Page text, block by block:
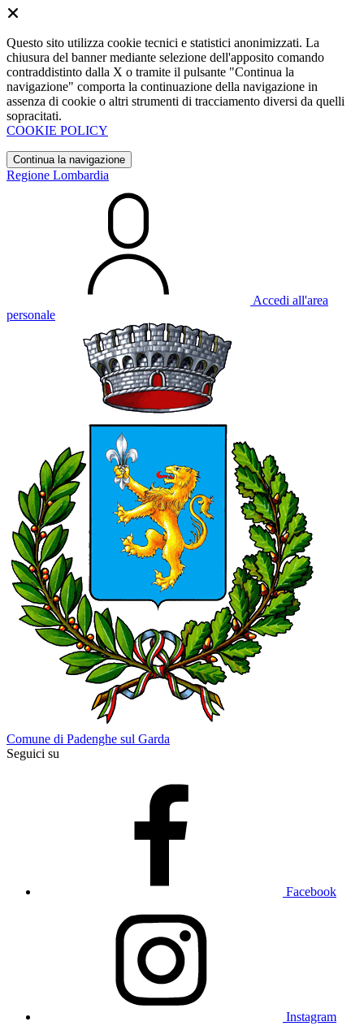
Questo sito utilizza cookie tecnici e statistici anonimizzati. La
chiusura del banner mediante selezione dell'apposito comando
contraddistinto dalla X o tramite il pulsante "Continua la
navigazione" comporta la continuazione della navigazione in
assenza di cookie o altri strumenti di tracciamento diversi da quelli
sopracitati.
COOKIE POLICY
Continua la navigazione
Regione Lombardia
Accedi all'area
personale
Comune di Padenghe sul Garda
Seguici su
Facebook
Instagram